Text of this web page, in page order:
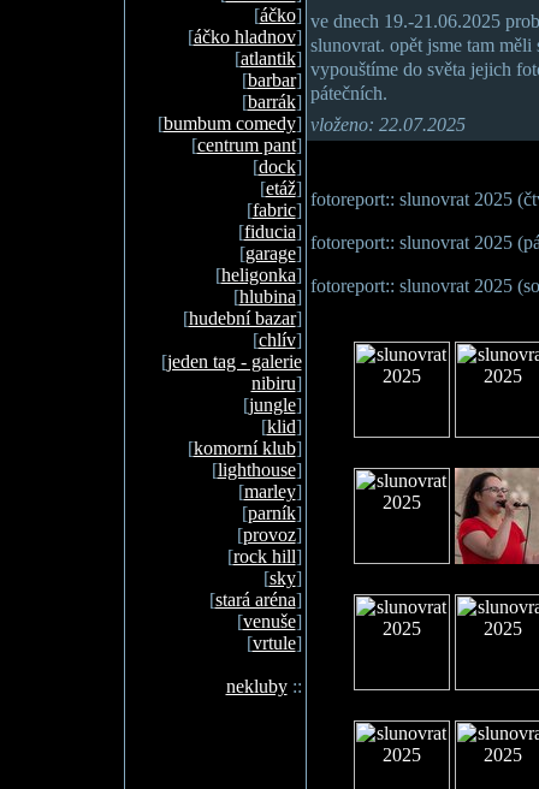
[áčko]
[áčko hladnov]
[atlantik]
[barbar]
[barrák]
[bumbum comedy]
[centrum pant]
[dock]
[etáž]
[fabric]
[fiducia]
[garage]
[heligonka]
[hlubina]
[hudební bazar]
[chlív]
[jeden tag - galerie
nibiru]
[jungle]
[klid]
[komorní klub]
[lighthouse]
[marley]
[parník]
[provoz]
[rock hill]
[sky]
[stará aréna]
[venuše]
[vrtule]
nekluby::
ve dnech 19.-21.06.2025
slunovrat. opět jsme tam měli
vypouštíme do světa jejich
pátečních.
vloženo: 22.07.2025
fotoreport:: slunovrat 2025
fotoreport:: slunovrat 2025
fotoreport:: slunovrat 2025